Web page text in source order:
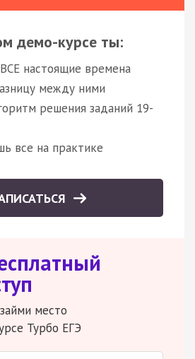
демо-курсе ты:
настоящие времена
между ними
решения заданий 19-
все на практике
место
Турбо ЕГЭ